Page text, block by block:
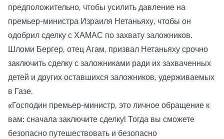
предположительно, чтобы усилить давление на
премьер-министра Израиля Нетаньяху, чтобы он
одобрил сделку с ХАМАС по захвату заложников.
Шломи Бергер, отец Агам, призвал Нетаньяху срочно
заключить сделку с заложниками ради их захваченных
детей и других оставшихся заложников, удерживаемых
в Газе.
«Господин премьер-министр, это личное обращение к
вам: сначала заключите сделку! Тогда вы сможете
безопасно путешествовать и безопасно